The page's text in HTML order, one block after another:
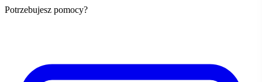
Potrzebujesz pomocy?